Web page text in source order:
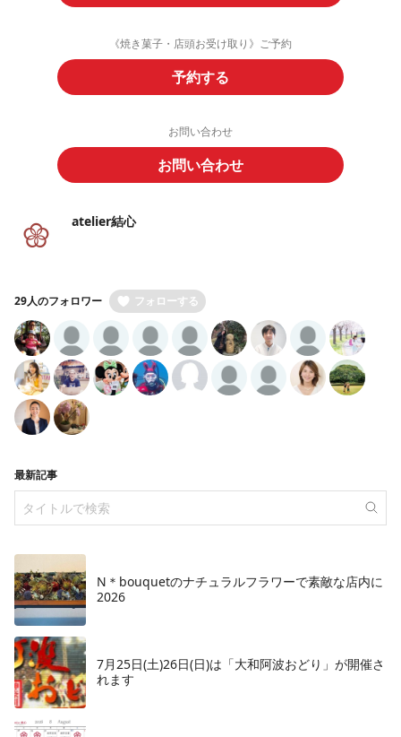
《焼き菓子・店頭お受け取り》ご予約
予約する
お問い合わせ
お問い合わせ
atelier結心
29人のフォロワー フォローする
最新記事
N＊bouquetのナチュラルフラワーで素敵な店内に
2026
7月25日(土)26日(日)は「大和阿波おどり」が開催さ
れます